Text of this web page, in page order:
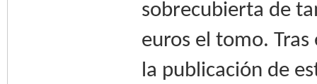
sobrecubierta de
euros el tomo.
la publicación de